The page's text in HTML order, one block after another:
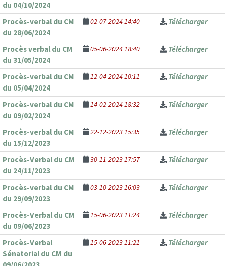
du 04/10/2024
Procès-verbal du CM
du 28/06/2024
02-07-2024 14:40 Télécharger
Procès verbal du CM
du 31/05/2024
05-06-2024 18:40 Télécharger
Procès-verbal du CM
du 05/04/2024
12-04-2024 10:11 Télécharger
Procès-verbal du CM
du 09/02/2024
14-02-2024 18:32 Télécharger
Procès-verbal du CM
du 15/12/2023
22-12-2023 15:35 Télécharger
Procès-Verbal du CM
du 24/11/2023
30-11-2023 17:57 Télécharger
Procès-verbal du CM
du 29/09/2023
03-10-2023 16:03 Télécharger
Procès-Verbal du CM
du 09/06/2023
15-06-2023 11:24 Télécharger
Procès-Verbal
Sénatorial du CM du
15-06-2023 11:21 Télécharger